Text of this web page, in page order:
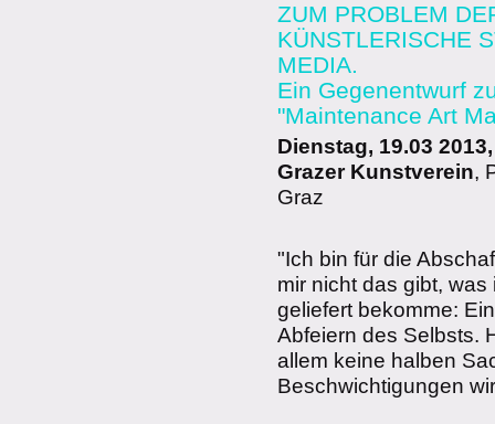
ZUM PROBLEM
KÜNSTLERISCHE
MEDIA.
Ein Gegenentwurf
"Maintenance Art
Dienstag, 19.03
Grazer Kunstverein,
Graz
"Ich bin für die
mir nicht das gibt,
geliefert bekomme:
Abfeiern des Selbsts.
allem keine halben
Beschwichtigungen